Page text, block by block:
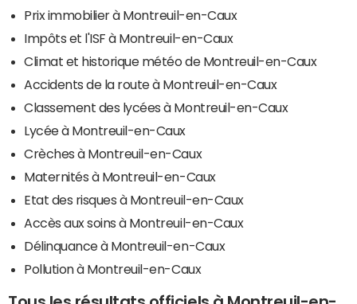
Prix immobilier à Montreuil-en-Caux
Impôts et l'ISF à Montreuil-en-Caux
Climat et historique météo de Montreuil-en-Caux
Accidents de la route à Montreuil-en-Caux
Classement des lycées à Montreuil-en-Caux
Lycée à Montreuil-en-Caux
Crèches à Montreuil-en-Caux
Maternités à Montreuil-en-Caux
Etat des risques à Montreuil-en-Caux
Accès aux soins à Montreuil-en-Caux
Délinquance à Montreuil-en-Caux
Pollution à Montreuil-en-Caux